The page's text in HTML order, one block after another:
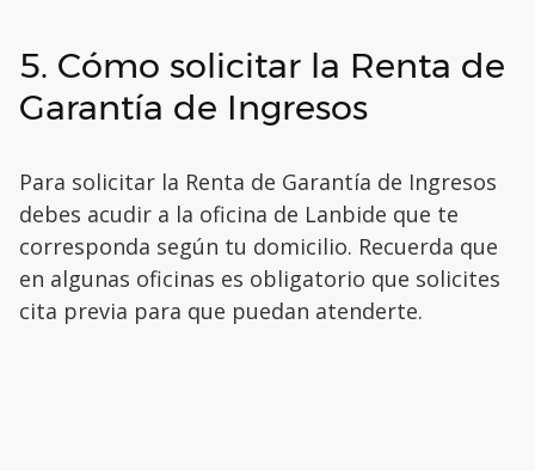
5. Cómo solicitar la Renta de
Garantía de Ingresos
Para solicitar la Renta de Garantía de Ingresos
debes acudir a la oficina de Lanbide que te
corresponda según tu domicilio. Recuerda que
en algunas oficinas es obligatorio que solicites
cita previa para que puedan atenderte.